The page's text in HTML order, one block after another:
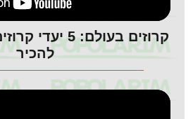
קרוזים בעולם:
להכיר